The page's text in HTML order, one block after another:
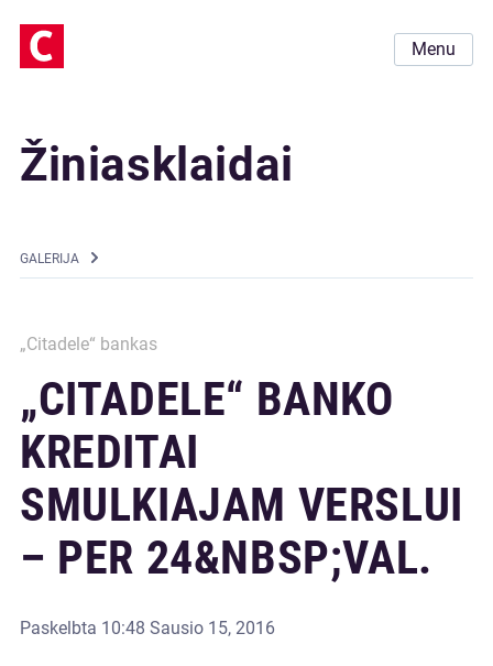
Menu
Žiniasklaidai
GALERIJA
„Citadele“ bankas
„CITADELE“ BANKO
KREDITAI
SMULKIAJAM VERSLUI
– PER 24&NBSP;VAL.
Paskelbta 10:48 Sausio 15, 2016